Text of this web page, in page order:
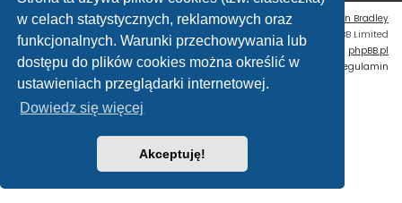
w celach statystycznych, reklamowych oraz
funkcjonalnych. Warunki przechowywania lub
dostępu do plików cookies można określić w
ustawieniach przeglądarki internetowej.
Dowiedz się więcej
Akceptuję!
Flat Style by
Ian Bradley
Technologię dostarczaphpBB® Forum Software © phpBB Limited
Polski pakiet językowy dostarcza phpBB.pl
Zasady ochrony danych osobowych
Regulamin